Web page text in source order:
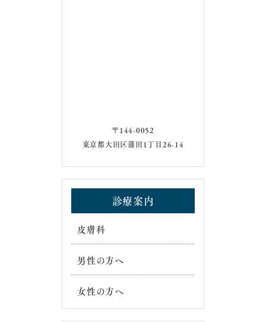
〒144-0052
東京都大田区蒲田1丁目26-14
診療案内
皮膚科
男性の方へ
女性の方へ